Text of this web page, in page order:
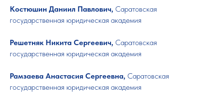
Костюшин Даниил Павлович, Саратовская
государственная юридическая академия
Решетняк Никита Сергеевич, Саратовская
государственная юридическая академия
Рамзаева Анастасия Сергеевна, Саратовская
государственная юридическая академия